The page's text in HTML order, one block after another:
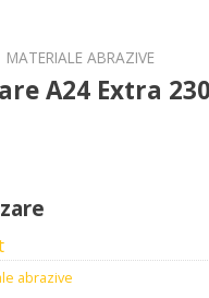
MATERIALE ABRAZIVE
A24 Extra
abrazive